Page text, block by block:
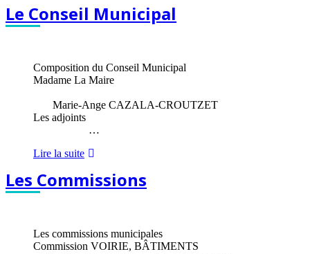
Municipaux
et
Le Conseil Municipal
Composition du Conseil Municipal
Madame La Maire
Marie-Ange CAZALA-CROUTZET
Les adjoints
…
Lire la suiteLe
Municipal
Les Commissions
Les commissions municipales
Commission VOIRIE, BÂTIMENTS